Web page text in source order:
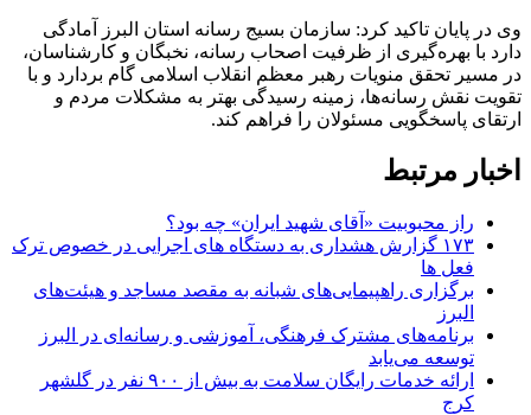
وی در پایان تاکید کرد: سازمان بسیج رسانه استان البرز آمادگی
دارد با بهره‌گیری از ظرفیت اصحاب رسانه، نخبگان و کارشناسان،
در مسیر تحقق منویات رهبر معظم انقلاب اسلامی گام بردارد و با
تقویت نقش رسانه‌ها، زمینه رسیدگی بهتر به مشکلات مردم و
ارتقای پاسخگویی مسئولان را فراهم کند.
اخبار مرتبط
راز محبوبیت «آقای شهید ایران» چه بود؟
۱۷۳ گزارش هشداری به دستگاه های اجرایی در خصوص ترک
فعل ها
برگزاری راهپیمایی‌های شبانه به مقصد مساجد و هیئت‌های
البرز
برنامه‌های مشترک فرهنگی، آموزشی و رسانه‌ای در البرز
توسعه می‌یابد
ارائه خدمات رایگان سلامت به بیش از ۹۰۰ نفر در گلشهر
کرج